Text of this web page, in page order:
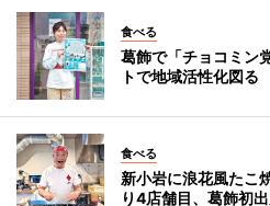
食べる
葛飾で「チョコミン
トで地域活性化図る
食べる
新小岩に浪花風たこ
り4店舗目、葛飾初